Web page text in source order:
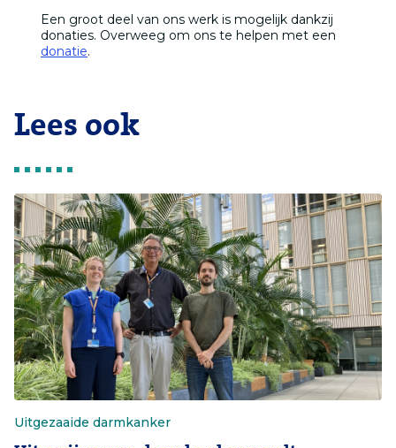
Een groot deel van ons werk is mogelijk dankzij
donaties. Overweeg om ons te helpen met een
donatie.
Lees ook
Uitgezaaide darmkanker